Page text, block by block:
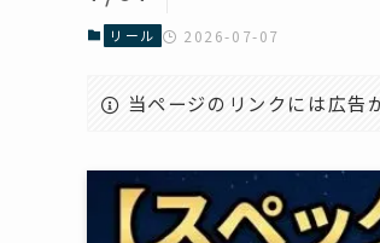
リール 2026-07-07
当ページのリンクには広告